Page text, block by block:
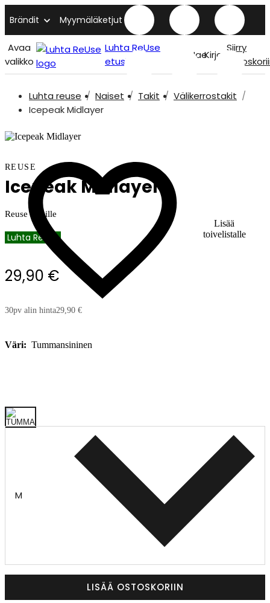
Brändit Myymäläketjut
Avaa
valikko
Luhta ReUse
etusivu
HaeKirjaudu
Siirry
Luhta reuse Naiset Takit
Välikerrostakit
Icepeak Midlayer
Lisää
toivelistalle
REUSE
Icepeak Midlayer
Reuse naisille
Luhta ReUse
29,90 €
30pv alin hinta29,90 €
Väri: Tummansininen
M
LISÄÄ OSTOSKORIIN